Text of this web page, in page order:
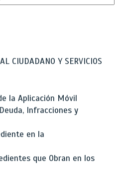
CIUDADANO Y SERVICIOS
la Aplicación Móvil
Infracciones y
en la
que Obran en los